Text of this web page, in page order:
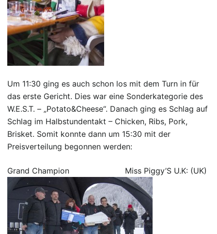
Um 11:30 ging es auch schon los mit dem Turn in für
das erste Gericht. Dies war eine Sonderkategorie des
W.E.S.T. – „Potato&Cheese“. Danach ging es Schlag auf
Schlag im Halbstundentakt – Chicken, Ribs, Pork,
Brisket. Somit konnte dann um 15:30 mit der
Preisverteilung begonnen werden:
Grand Champion Miss Piggy’S U.K: (UK)